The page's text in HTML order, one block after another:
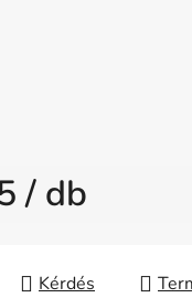
/ db
Kérdés